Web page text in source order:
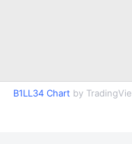
B1LL34 Chart by